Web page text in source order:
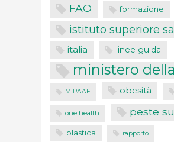
FAO formazione
istituto superiore
italia linee guida
ministero
MIPAAF obesità
one health peste
plastica rapporto